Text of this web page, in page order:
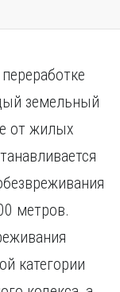
земельный
от жилых
метров.
категории